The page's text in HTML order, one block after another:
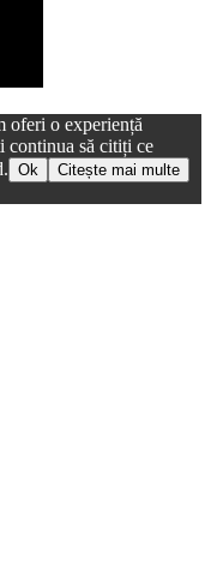
oferi o experiență
continua să citiți ce
Ok Citește mai multe